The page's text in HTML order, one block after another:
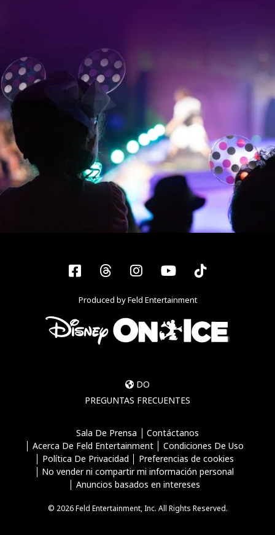
Facebook
ThreadsInstagram
YouTubeTiktok
Produced by Feld Entertainment
DO
PREGUNTAS FRECUENTES
Sala De Prensa
Contáctanos
Acerca De Feld Entertainment
Condiciones De Uso
Política De Privacidad
Preferencias de cookies
No vender ni compartir mi información personal
Anuncios basados en intereses
© 2026 Feld Entertainment, Inc. All Rights Reserved.